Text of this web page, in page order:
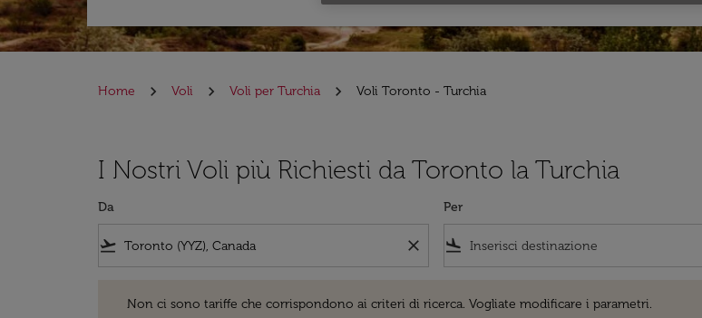
Home Voli Voli per Turchia Voli Toronto - Turchia
I Nostri Voli più Richiesti da Toronto la Turchia
Da
flight_takeoff close
Per
flight_land
Non ci sono tariffe che corrispondono ai criteri di ricerca. Vogliate modificare i parametri.